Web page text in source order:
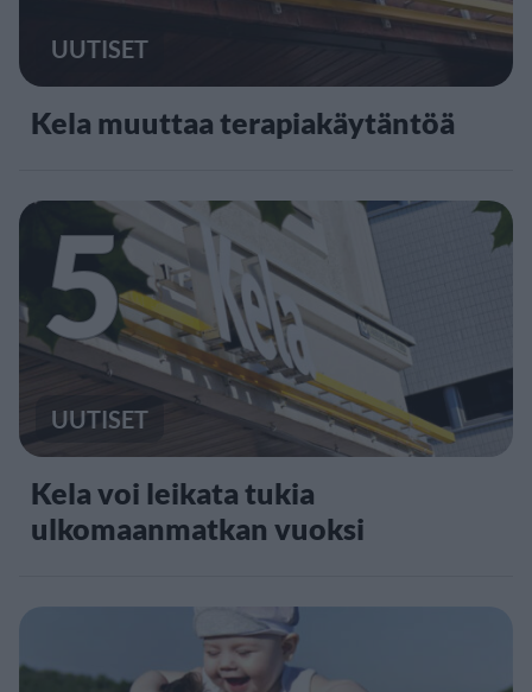
UUTISET
Kela muuttaa terapiakäytäntöä
5
UUTISET
Kela voi leikata tukia
ulkomaanmatkan vuoksi